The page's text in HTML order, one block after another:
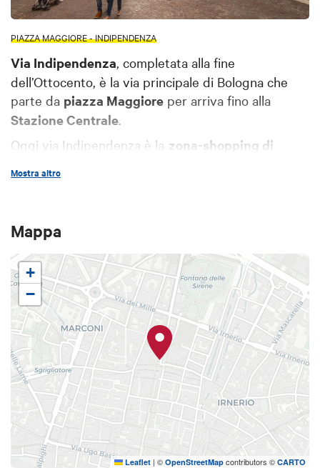
PIAZZA MAGGIORE - INDIPENDENZA
Via Indipendenza , completata alla fine
dell’Ottocento, è la via principale di Bologna che
parte da piazza Maggiore per arriva fino alla
Stazione Centrale
Oggi via Indipendenza è la zona-shopping di
Agosto
Mostra altro
Mappa
+
−
Leaflet | © OpenStreetMap contributors © CARTO